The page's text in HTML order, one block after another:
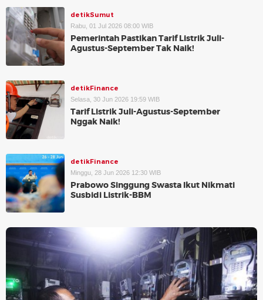
detikSumut
Rabu, 01 Jul 2026 08:00 WIB
Pemerintah Pastikan Tarif Listrik Juli-
Agustus-September Tak Naik!
detikFinance
Selasa, 30 Jun 2026 19:59 WIB
Tarif Listrik Juli-Agustus-September
Nggak Naik!
detikFinance
Minggu, 28 Jun 2026 12:30 WIB
Prabowo Singgung Swasta Ikut Nikmati
Susbidi Listrik-BBM